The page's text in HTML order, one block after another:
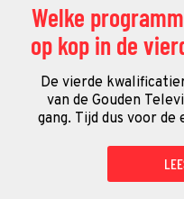
Welke
op kop in de
De vierde
van de Gouden
gang. Tijd dus voor